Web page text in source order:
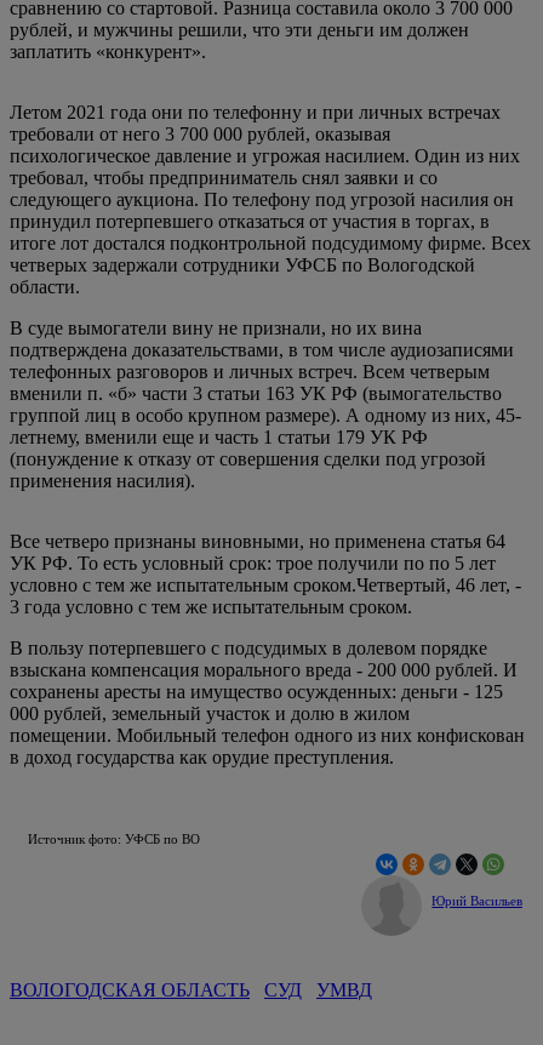
сравнению со стартовой. Разница составила около 3 700 000
рублей, и мужчины решили, что эти деньги им должен
заплатить «конкурент».
Летом 2021 года они по телефонну и при личных встречах
требовали от него 3 700 000 рублей, оказывая
психологическое давление и угрожая насилием. Один из них
требовал, чтобы предприниматель снял заявки и со
следующего аукциона. По телефону под угрозой насилия он
принудил потерпевшего отказаться от участия в торгах, в
итоге лот достался подконтрольной подсудимому фирме. Всех
четверых задержали сотрудники УФСБ по Вологодской
области.
В суде вымогатели вину не признали, но их вина
подтверждена доказательствами, в том числе аудиозаписями
телефонных разговоров и личных встреч. Всем четверым
вменили п. «б» части 3 статьи 163 УК РФ (вымогательство
группой лиц в особо крупном размере). А одному из них, 45-
летнему, вменили еще и часть 1 статьи 179 УК РФ
(понуждение к отказу от совершения сделки под угрозой
применения насилия).
Все четверо признаны виновными, но применена статья 64
УК РФ. То есть условный срок: трое получили по по 5 лет
условно с тем же испытательным сроком.Четвертый, 46 лет, -
3 года условно с тем же испытательным сроком.
В пользу потерпевшего с подсудимых в долевом порядке
взыскана компенсация морального вреда - 200 000 рублей. И
сохранены аресты на имущество осужденных: деньги - 125
000 рублей, земельный участок и долю в жилом
помещении. Мобильный телефон одного из них конфискован
в доход государства как орудие преступления.
Источник фото: УФСБ по ВО
Юрий Васильев
ВОЛОГОДСКАЯ ОБЛАСТЬ СУД УМВД